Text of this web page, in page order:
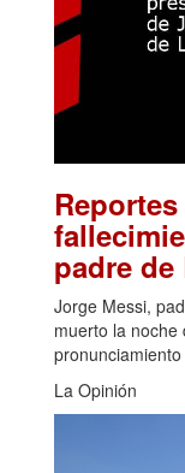
padre
Jorge Messi,
muerto la noche
pronunciamiento
La Opinión